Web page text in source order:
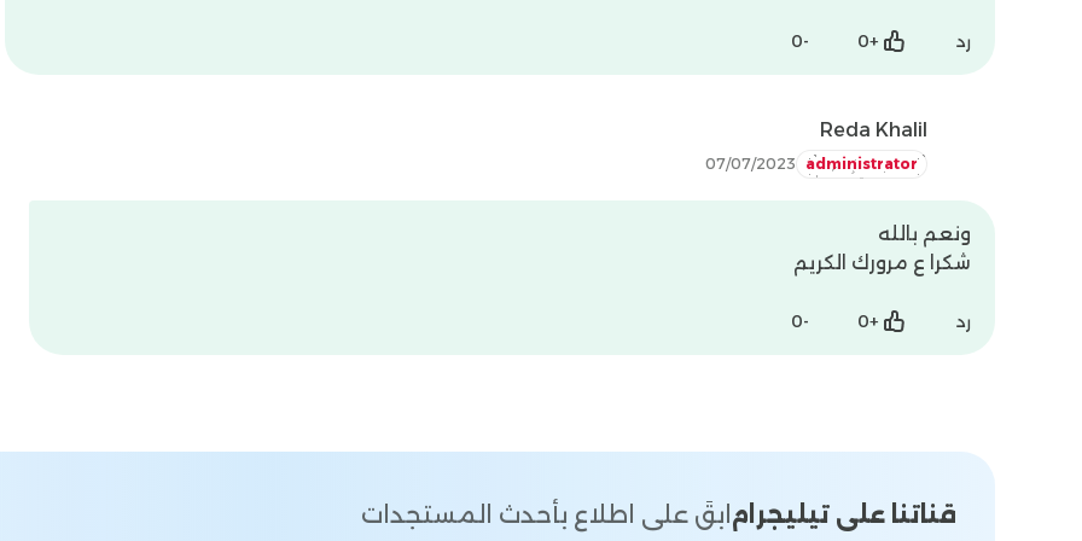
رد +
0
Like
-
0
Dislike
Reda Khalil
administrator
07/07/2023
ونعم بالله
شكرا ع مرورك الكريم
رد +
0
Like
-
0
Dislike
قناتنا على تيليجرام ابقَ على اطلاع بأحدث المستجدات